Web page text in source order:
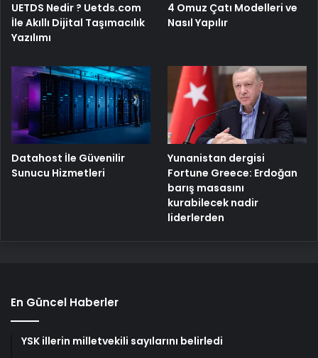
UETDS Nedir ? Uetds.com
İle Akıllı Dijital Taşımacılık
Yazılımı
4 Omuz Çatı Modelleri ve
Nasıl Yapılır
Datahost İle Güvenilir
Sunucu Hizmetleri
Yunanistan dergisi
Fortune Greece: Erdoğan
barış masasını
kurabilecek nadir
liderlerden
En Güncel Haberler
YSK illerin milletvekili sayılarını belirledi